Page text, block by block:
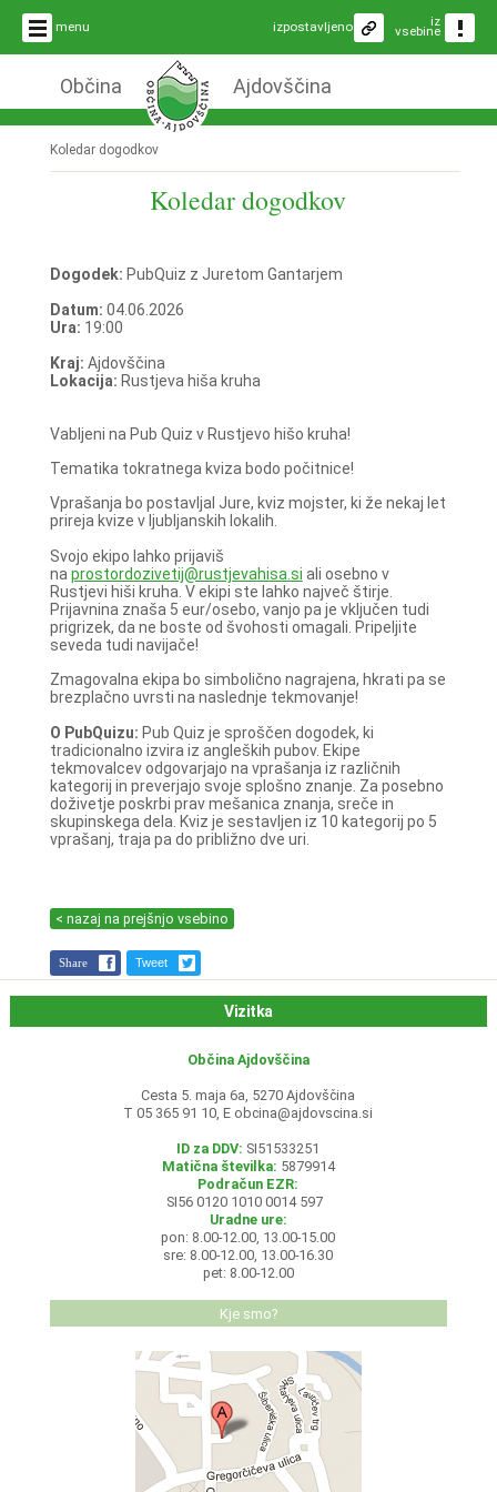
menu iz
vsebine
izpostavljeno
Občina Ajdovščina
Koledar dogodkov
Koledar dogodkov
Dogodek: PubQuiz z Juretom Gantarjem
Datum: 04.06.2026
Ura: 19:00
Kraj: Ajdovščina
Lokacija: Rustjeva hiša kruha
Vabljeni na Pub Quiz v Rustjevo hišo kruha!
Tematika tokratnega kviza bodo počitnice!
Vprašanja bo postavljal Jure, kviz mojster, ki že nekaj let
prireja kvize v ljubljanskih lokalih.
Svojo ekipo lahko prijaviš
na prostordozivetij@rustjevahisa.si ali osebno v
Rustjevi hiši kruha. V ekipi ste lahko največ štirje.
Prijavnina znaša 5 eur/osebo, vanjo pa je vključen tudi
prigrizek, da ne boste od švohosti omagali. Pripeljite
seveda tudi navijače!
Zmagovalna ekipa bo simbolično nagrajena, hkrati pa se
brezplačno uvrsti na naslednje tekmovanje!
O PubQuizu: Pub Quiz je sproščen dogodek, ki
tradicionalno izvira iz angleških pubov. Ekipe
tekmovalcev odgovarjajo na vprašanja iz različnih
kategorij in preverjajo svoje splošno znanje. Za posebno
doživetje poskrbi prav mešanica znanja, sreče in
skupinskega dela. Kviz je sestavljen iz 10 kategorij po 5
vprašanj, traja pa do približno dve uri.
< nazaj na prejšnjo vsebino
Share Tweet
Vizitka
Občina Ajdovščina
Cesta 5. maja 6a, 5270 Ajdovščina
T 05 365 91 10, E obcina@ajdovscina.si
ID za DDV: SI51533251
Matična številka: 5879914
Podračun EZR:
SI56 0120 1010 0014 597
Uradne ure:
pon: 8.00-12.00, 13.00-15.00
sre: 8.00-12.00, 13.00-16.30
pet: 8.00-12.00
Kje smo?